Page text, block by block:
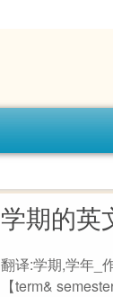
学期的英
翻译:学期,学年_
【term&